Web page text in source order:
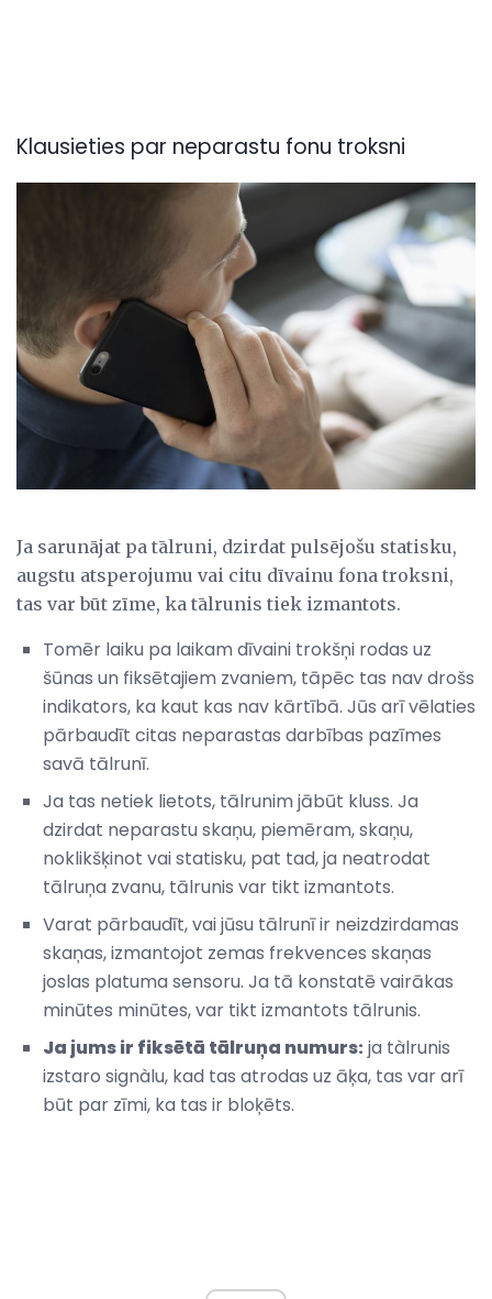
Klausieties par neparastu fonu troksni
Ja sarunājat pa tālruni, dzirdat pulsējošu statisku,
augstu atsperojumu vai citu dīvainu fona troksni,
tas var būt zīme, ka tālrunis tiek izmantots.
Tomēr laiku pa laikam dīvaini trokšņi rodas uz
šūnas un fiksētajiem zvaniem, tāpēc tas nav drošs
indikators, ka kaut kas nav kārtībā. Jūs arī vēlaties
pārbaudīt citas neparastas darbības pazīmes
savā tālrunī.
Ja tas netiek lietots, tālrunim jābūt kluss. Ja
dzirdat neparastu skaņu, piemēram, skaņu,
noklikšķinot vai statisku, pat tad, ja neatrodat
tālruņa zvanu, tālrunis var tikt izmantots.
Varat pārbaudīt, vai jūsu tālrunī ir neizdzirdamas
skaņas, izmantojot zemas frekvences skaņas
joslas platuma sensoru. Ja tā konstatē vairākas
minūtes minūtes, var tikt izmantots tālrunis.
Ja jums ir fiksētā tālruņa numurs: ja tàlrunis
izstaro signàlu, kad tas atrodas uz āķa, tas var arī
būt par zīmi, ka tas ir bloķēts.